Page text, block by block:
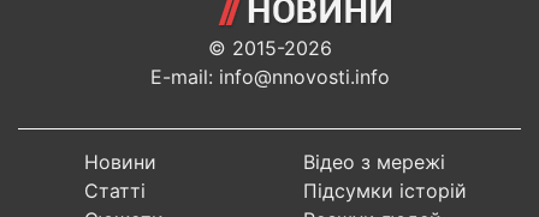
© 2015-2026
E-mail: info@nnovosti.info
Новини
Статті
Відео з мережі
Підсумки історій